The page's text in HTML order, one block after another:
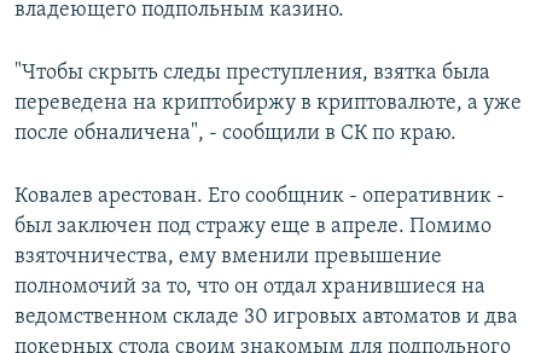
владеющего подпольным казино.
"Чтобы скрыть следы преступления, взятка была
переведена на криптобиржу в криптовалюте, а уже
после обналичена", - сообщили в СК по краю.
Ковалев арестован. Его сообщник - оперативник -
был заключен под стражу еще в апреле. Помимо
взяточничества, ему вменили превышение
полномочий за то, что он отдал хранившиеся на
ведомственном складе 30 игровых автоматов и два
покерных стола своим знакомым для подпольного